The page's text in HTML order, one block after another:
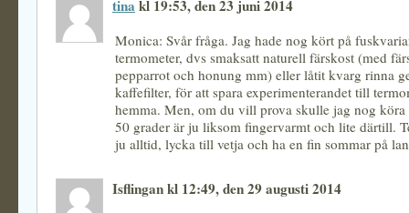
tina kl 19:53, den 23 juni 2014
Monica: Svår fråga. Jag hade nog kört på
termometer, dvs smaksatt naturell färskost (med
pepparrot och honung mm) eller låtit kvarg rinna
kaffefilter, för att spara experimenterandet till
hemma. Men, om du vill prova skulle jag nog köra
50 grader är ju liksom fingervarmt och lite därtill.
ju alltid, lycka till vetja och ha en fin sommar på
Isflingan kl 12:49, den 29 augusti 2014